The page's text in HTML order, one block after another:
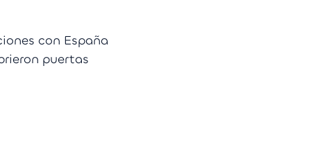
con España
puertas